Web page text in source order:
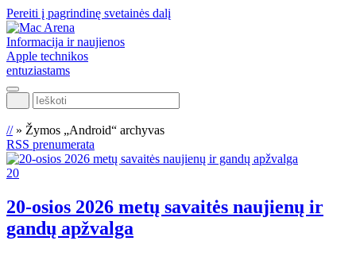
Pereiti į pagrindinę svetainės dalį
Informacija ir naujienos
Apple technikos
entuziastams
Ieškoti
//» Žymos „Android“ archyvas
RSS prenumerata
20
20-osios 2026 metų savaitės naujienų ir
gandų apžvalga